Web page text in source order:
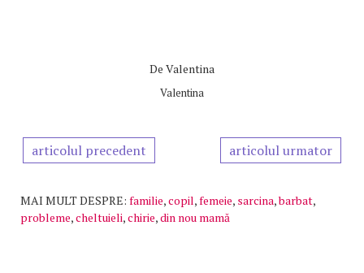
De Valentina
Valentina
articolul precedent articolul urmator
MAI MULT DESPRE: familie,copil,femeie, sarcina,barbat,
probleme,cheltuieli,chirie,din nou mamă